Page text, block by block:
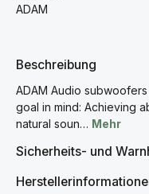
ADAM
Beschreibung
ADAM Audio
goal in mind: Achieving
natural soun… Mehr
Sicherheits- und